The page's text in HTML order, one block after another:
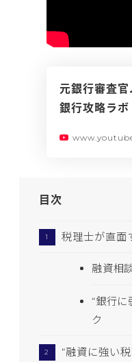
元銀行審査
銀行攻略ラボ
目次
税理士が直面
融資相
“銀行
ク
“融資に強い